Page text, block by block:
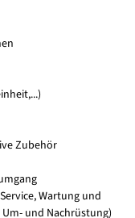
Zubehör
Wartung und
und Nachrüstung)